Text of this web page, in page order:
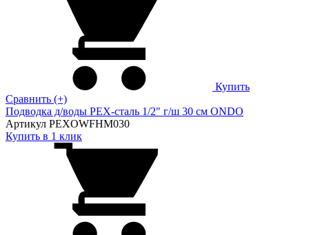
Купить
Сравнить (+)
Подводка д/воды PEX-сталь 1/2" г/ш 30 cм ONDO
Артикул PEXOWFHM030
Купить в 1 клик